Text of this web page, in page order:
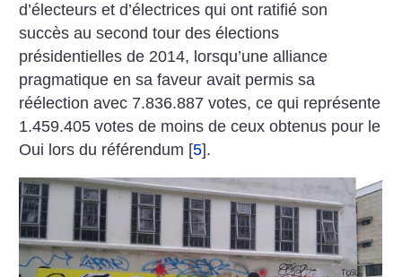
d’électeurs et d’électrices qui ont ratifié son
succès au second tour des élections
présidentielles de 2014, lorsqu’une alliance
pragmatique en sa faveur avait permis sa
réélection avec 7.836.887 votes, ce qui représente
1.459.405 votes de moins de ceux obtenus pour le
Oui lors du référendum [5].